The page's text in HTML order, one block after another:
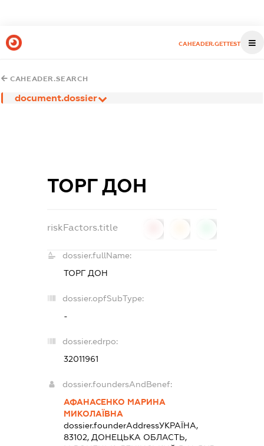
CAHEADER.GETTEST
CAHEADER.SEARCH
document.dossier
ТОРГ ДОН
riskFactors.title
dossier.fullName:
ТОРГ ДОН
dossier.opfSubType:
-
dossier.edrpo:
32011961
dossier.foundersAndBenef:
АФАНАСЕНКО МАРИНА
МИКОЛАЇВНА
dossier.founderAddressУКРАЇНА,
83102, ДОНЕЦЬКА ОБЛАСТЬ,